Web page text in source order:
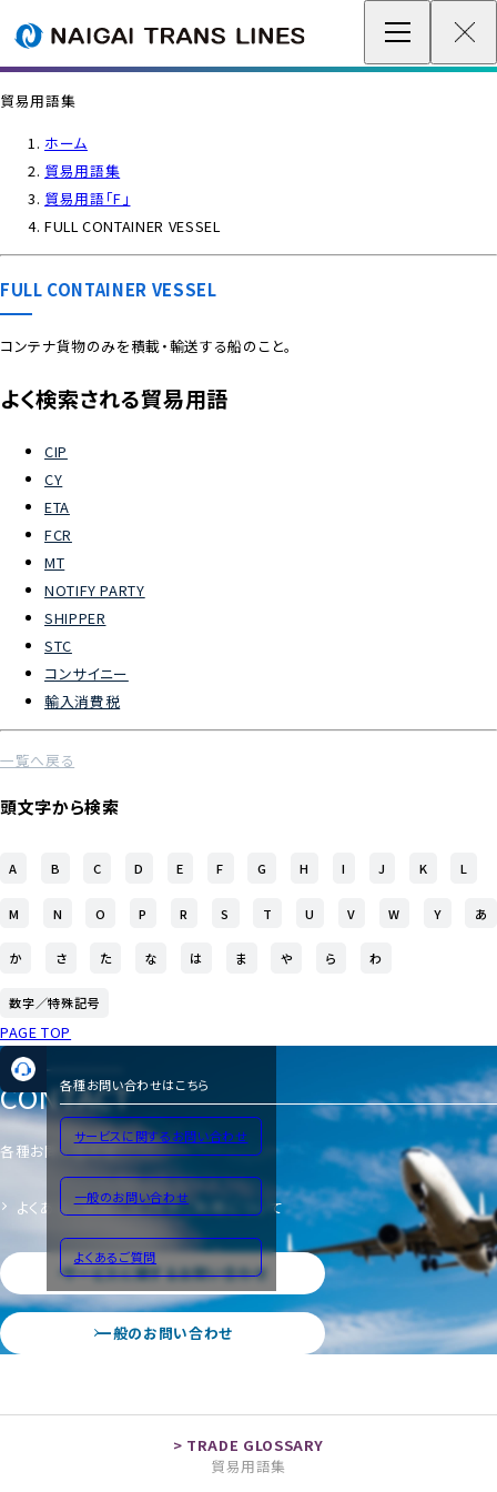
IR情報
物流トピックス
企業情報 / グローバルネットワーク
各種情報
貿易用語集
ホーム
貿易用語集
貿易用語「F」
FULL CONTAINER VESSEL
FULL CONTAINER VESSEL
コンテナ貨物のみを積載・輸送する船のこと。
よく検索される貿易用語
CIP
CY
ETA
FCR
MT
NOTIFY PARTY
SHIPPER
STC
コンサイニー
輸入消費税
一覧へ戻る
頭文字から検索
A B C D E F G H I J K L
M N O P R S T U V W Y あ
か さ た な は ま や ら わ
数字／特殊記号
PAGE TOP
各種お問い合わせはこちら
サービスに関するお問い合わせ
一般のお問い合わせ
よくあるご質問
CONTACT
各種お問い合わせ
よくあるご質問 サイトのご利用について
サービスに関するお問い合わせ
一般のお問い合わせ
貿易用語集